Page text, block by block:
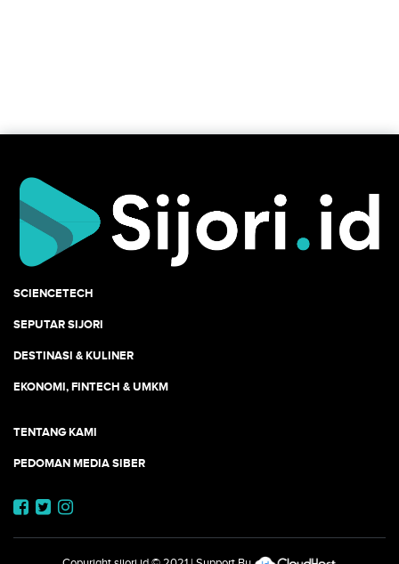
SCIENCETECH
SEPUTAR SIJORI
DESTINASI & KULINER
EKONOMI, FINTECH & UMKM
TENTANG KAMI
PEDOMAN MEDIA SIBER